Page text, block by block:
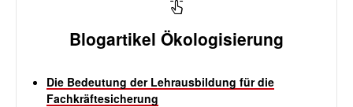
Blogartikel Ökologisierung
Die Bedeutung der Lehrausbildung für die
Fachkräftesicherung